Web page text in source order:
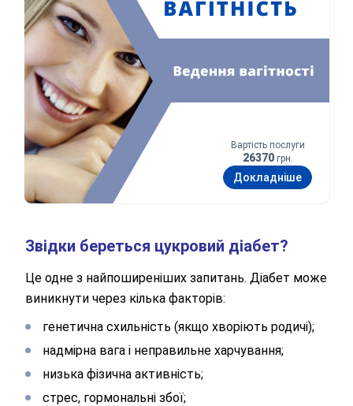
Вартість послуги
26370 грн.
Докладніше
Звідки береться цукровий діабет?
Це одне з найпоширеніших запитань. Діабет може
виникнути через кілька факторів:
генетична схильність (якщо хворіють родичі);
надмірна вага і неправильне харчування;
низька фізична активність;
стрес, гормональні збої;